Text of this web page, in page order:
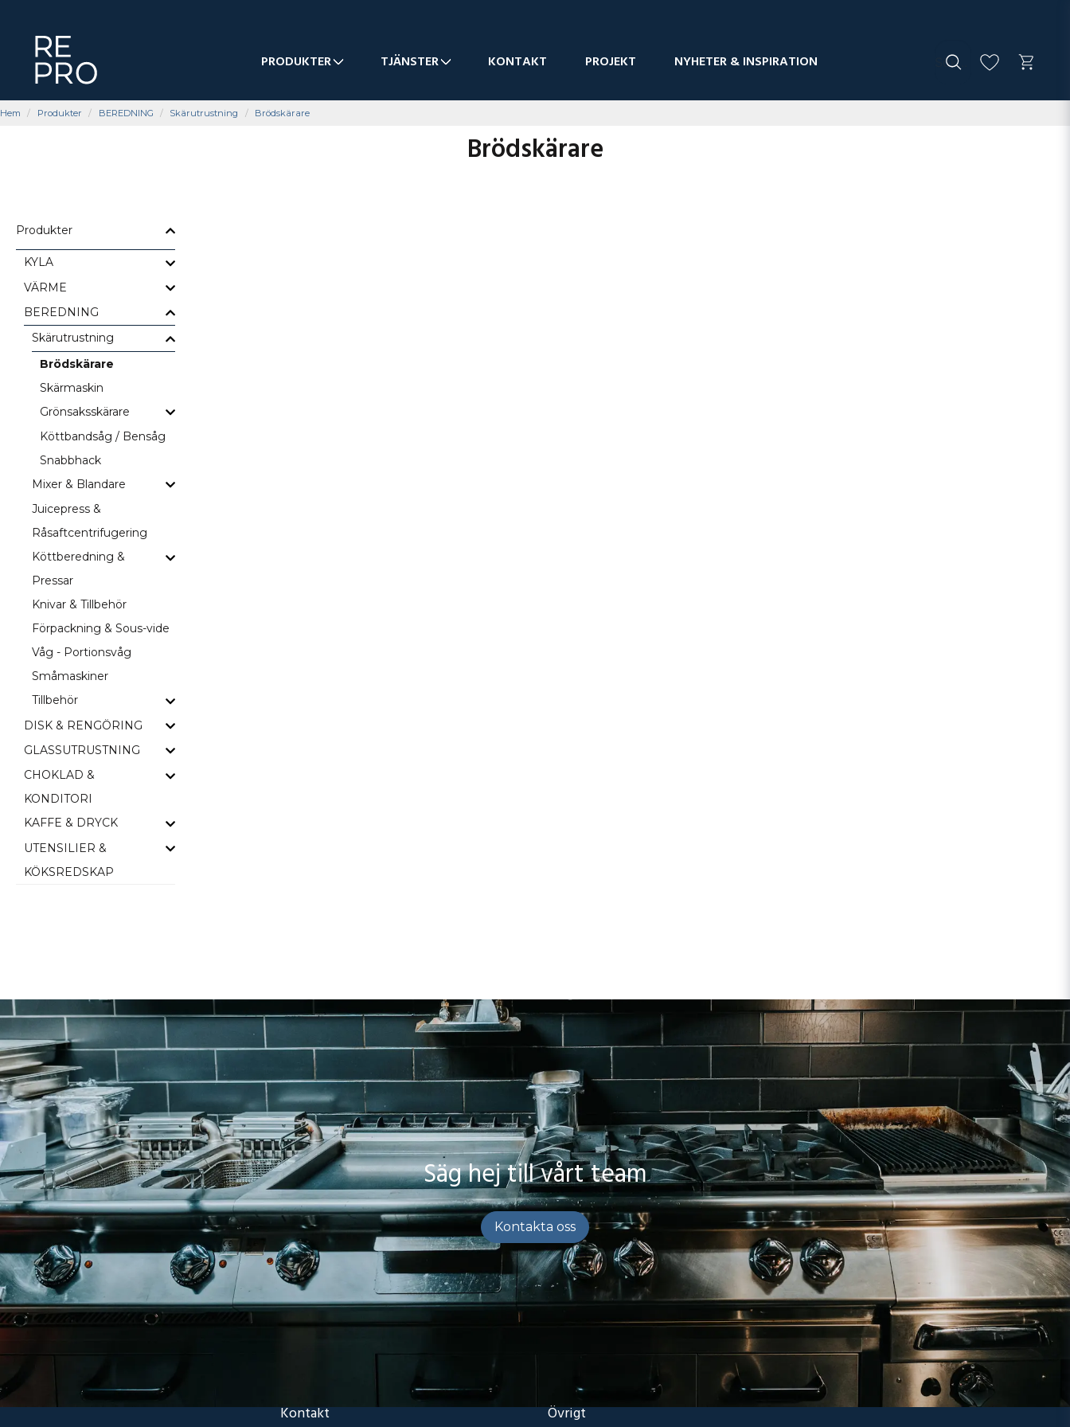
PRODUKTER TJÄNSTER KONTAKT PROJEKT NYHETER & INSPIRATION
Hem Produkter BEREDNING Skärutrustning Brödskärare
Brödskärare
Produkter
KYLA
VÄRME
BEREDNING
Skärutrustning
Brödskärare
Skärmaskin
Grönsaksskärare
Köttbandsåg / Bensåg
Snabbhack
Mixer & Blandare
Juicepress &
Råsaftcentrifugering
Köttberedning &
Pressar
Knivar & Tillbehör
Förpackning & Sous-vide
Våg - Portionsvåg
Småmaskiner
Tillbehör
DISK & RENGÖRING
GLASSUTRUSTNING
CHOKLAD &
KONDITORI
KAFFE & DRYCK
UTENSILIER &
KÖKSREDSKAP
Säg hej till vårt team
Kontakta oss
Kontakt Övrigt